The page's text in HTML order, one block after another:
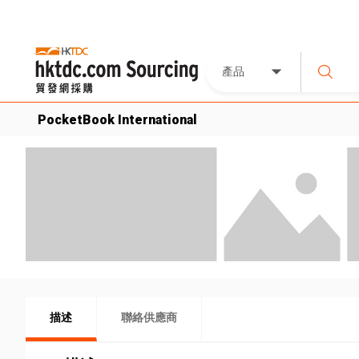
產品
PocketBook International
描述 聯絡供應商